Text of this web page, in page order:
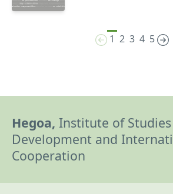
1 2 3 4 5
Hegoa, Institute of
Development and
Cooperation